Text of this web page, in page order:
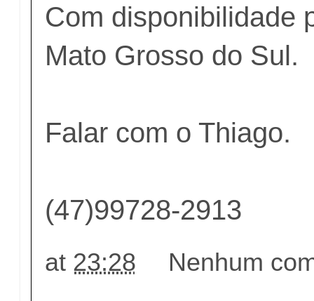
Com disponibilidade
Mato Grosso do Sul.
Falar com o Thiago.
(47)99728-2913
at 23:28 Nenhum